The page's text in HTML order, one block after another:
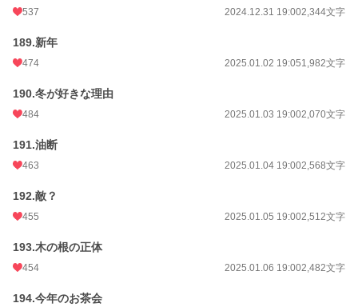
537 2024.12.31 19:002,344文字
189.新年
474 2025.01.02 19:051,982文字
190.冬が好きな理由
484 2025.01.03 19:002,070文字
191.油断
463 2025.01.04 19:002,568文字
192.敵？
455 2025.01.05 19:002,512文字
193.木の根の正体
454 2025.01.06 19:002,482文字
194.今年のお茶会